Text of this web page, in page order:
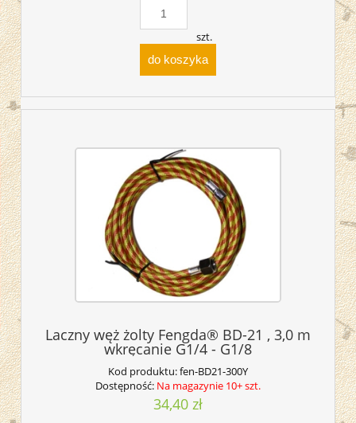
szt.
do koszyka
Laczny węż żolty Fengda® BD-21 , 3,0 m
wkręcanie G1/4 - G1/8
Kod produktu:fen-BD21-300Y
Dostępność: Na magazynie 10+ szt.
34,40 zł